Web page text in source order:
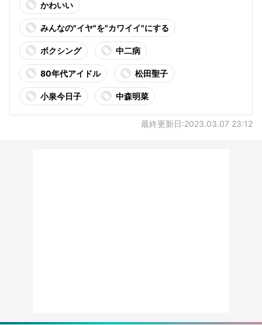
かわいい
みんなの"イヤ"を"カワイイ"にする
ボクシング 中二病
80年代アイドル 松田聖子
小泉今日子 中森明菜
最終更新日:2023.03.07 23:12